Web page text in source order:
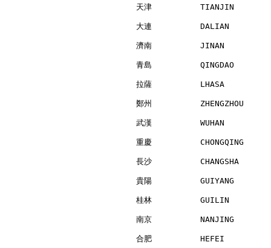
天津          TIANJIN
大連          DALIAN
濟南          JINAN
青島          QINGDAO
拉薩          LHASA
鄭州          ZHENGZHOU
武漢          WUHAN
重慶
長沙          CHANGSHA
貴陽          GUIYANG
桂林          GUILIN
南京          NANJING
合肥          HEFEI